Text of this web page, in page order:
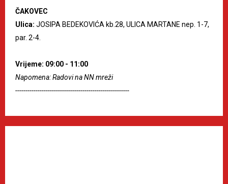
ČAKOVEC
Ulica: JOSIPA BEDEKOVIĆA kb.28, ULICA MARTANE nep. 1-7,
par. 2-4.
Vrijeme: 09:00 - 11:00
Napomena: Radovi na NN mreži
--------------------------------------------------------